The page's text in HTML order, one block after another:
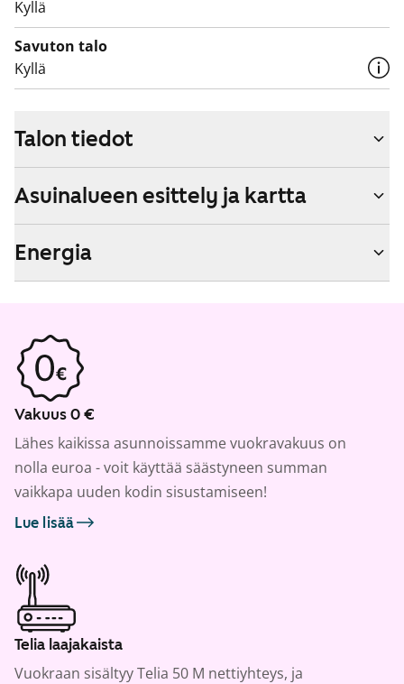
Kyllä
Savuton talo
Kyllä
Talon tiedot
Asuinalueen esittely ja kartta
Energia
Vakuus 0 €
Lähes kaikissa asunnoissamme vuokravakuus on
nolla euroa - voit käyttää säästyneen summan
vaikkapa uuden kodin sisustamiseen!
Lue lisää
Telia laajakaista
Vuokraan sisältyy Telia 50 M nettiyhteys, ja